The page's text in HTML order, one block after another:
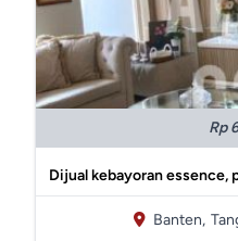
Rp
Dijual kebayoran essence,
Banten,